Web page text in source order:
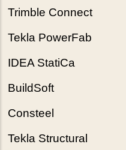
Trimble Connect
Tekla PowerFab
IDEA StatiCa
BuildSoft
Consteel
Tekla Structural